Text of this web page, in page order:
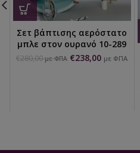
Σετ βάπτισης αερόστατο
μπλε στον ουρανό 10-289
€280,00 με ΦΠΑ €238,00 με ΦΠΑ